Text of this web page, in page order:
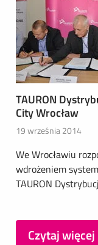
TAURON
City Wrocław
19 września 2014
We Wrocławiu
wdrożeniem
TAURON
Czytaj więcej